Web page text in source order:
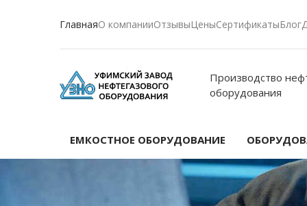
ГлавнаяО компанииОтзывыЦеныСертификатыБлог
Производство
оборудования
ЕМКОСТНОЕ ОБОРУДОВАНИЕ